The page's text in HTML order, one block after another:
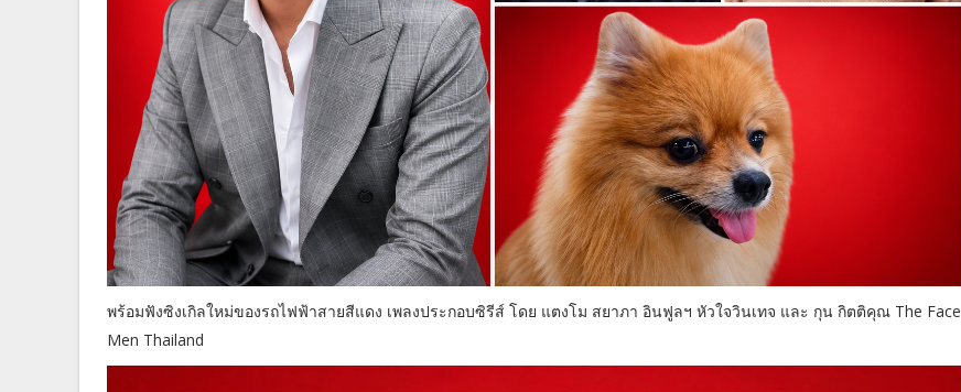
พร้อมฟังซิงเกิลใหม่ของรถไฟฟ้าสายสีแดง เพลงประกอบซิรีส์ โดย แตงโม สยาภา อินฟูลฯ หัวใจวินเทจ และ กุน กิตติคุณ The Face
Men Thailand